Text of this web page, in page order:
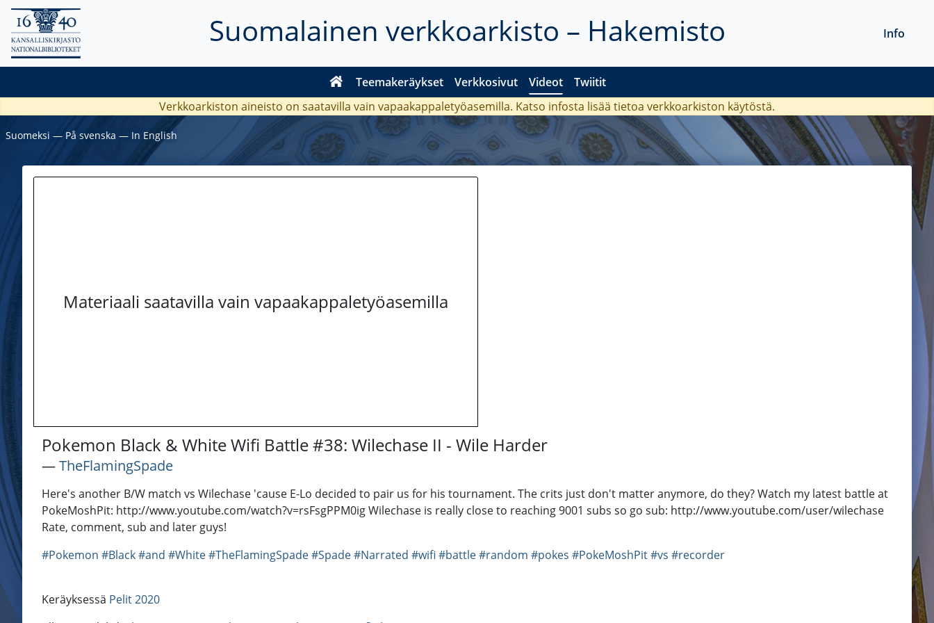
Suomalainen verkkoarkisto – Hakemisto
Teemakeräykset Verkkosivut Videot Twiitit
Info
Verkkoarkiston aineisto on saatavilla vain vapaakappaletyöasemilla. Katso infosta lisää tietoa verkkoarkiston käytöstä.
Suomeksi ― På svenska ― In English
Materiaali saatavilla vain vapaakappaletyöasemilla
Pokemon Black & White Wifi Battle #38: Wilechase II - Wile Harder
―TheFlamingSpade
Here's another B/W match vs Wilechase 'cause E-Lo decided to pair us for his tournament. The crits just don't matter anymore, do they? Watch my latest battle at
PokeMoshPit: http://www.youtube.com/watch?v=rsFsgPPM0ig Wilechase is really close to reaching 9001 subs so go sub: http://www.youtube.com/user/wilechase
Rate, comment, sub and later guys!
#Pokemon #Black#and #White#TheFlamingSpade#Spade#Narrated #wifi #battle#random #pokes #PokeMoshPit#vs #recorder
Keräyksessä Pelit 2020